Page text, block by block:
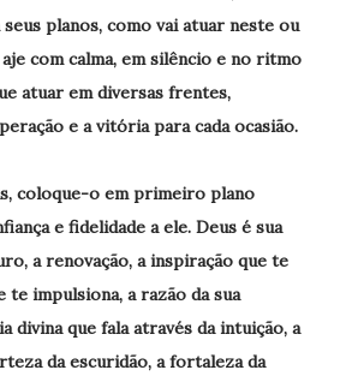
planos, como vai atuar neste ou
com calma, em silêncio e no ritmo
atuar em diversas frentes,
e a vitória para cada ocasião.
coloque-o em primeiro plano
e fidelidade a ele. Deus é sua
a renovação, a inspiração que te
te impulsiona, a razão da sua
divina que fala através da intuição, a
da escuridão, a fortaleza da